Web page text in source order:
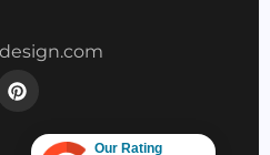
Our Rating